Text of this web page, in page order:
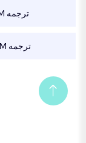
ترجمه PPSM فایل
ترجمه POTM فایل